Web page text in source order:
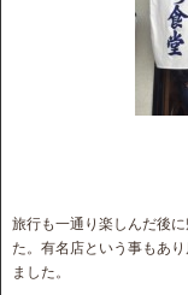
旅行も一通り楽しんだ後
た。有名店という事もあ
ました。